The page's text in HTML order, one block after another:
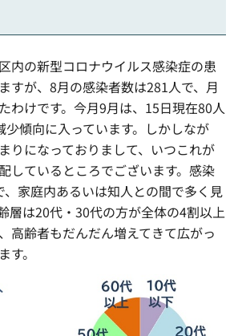
内の新型コロナウイルス感染症の患
すが、8月の感染者数は281人で、月
わけです。今月9月は、15日現在80人
少傾向に入っています。しかしなが
りになっておりまして、いつこれが
しているところでございます。感染
家庭内あるいは知人との間で多く見
層は20代・30代の方が全体の4割以上
高齢者もだんだん増えてきて広がっ
。